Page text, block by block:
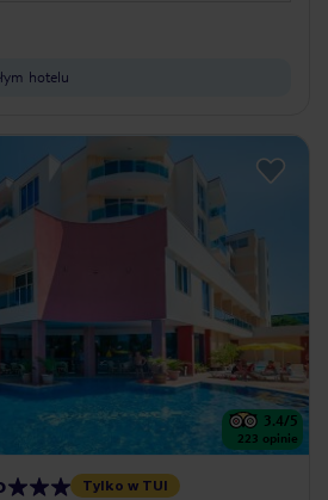
hotelu
3.4/5
223 opinie
Tylko w TUI